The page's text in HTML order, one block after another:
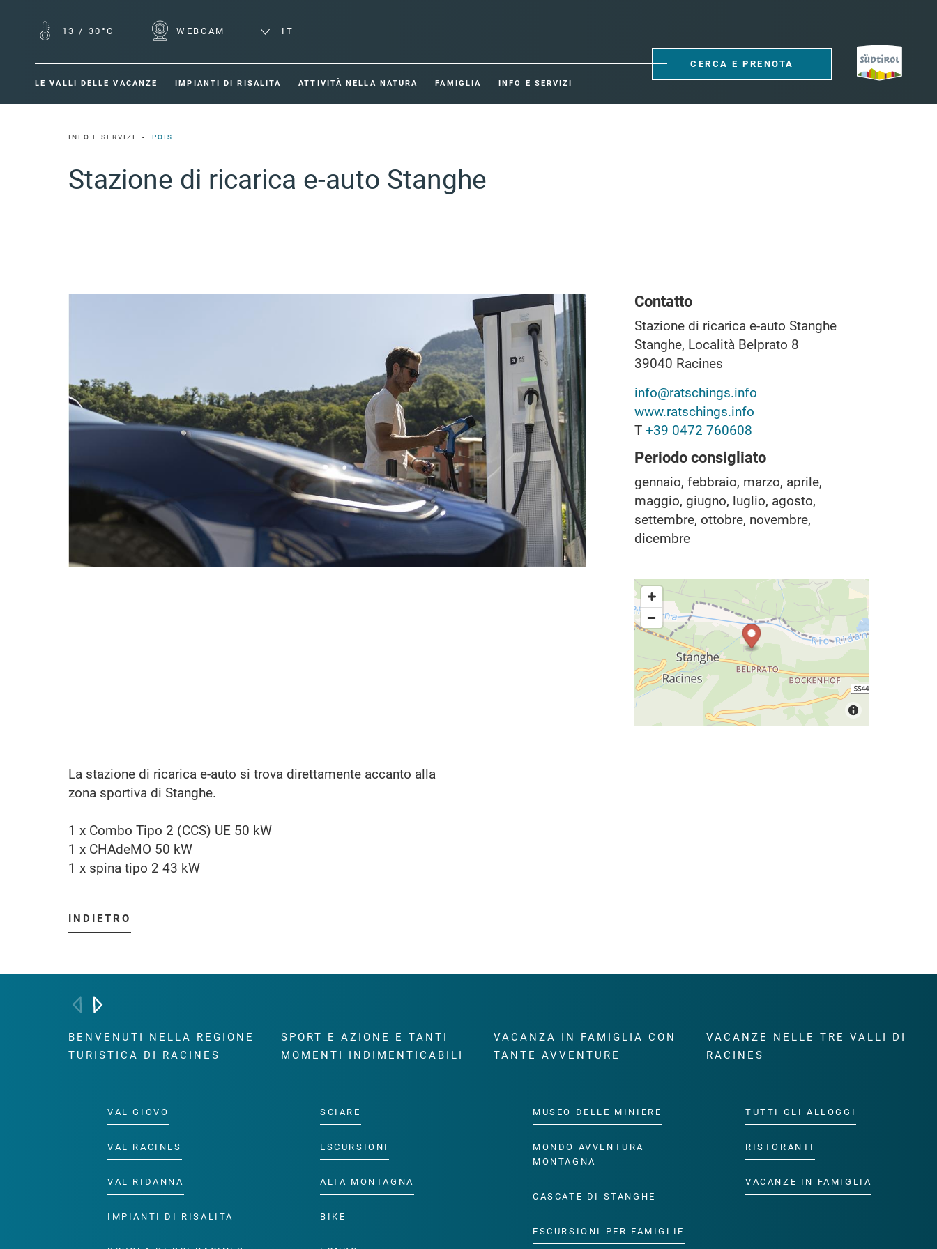
13 / 30°C WEBCAM IT
LE VALLI DELLE VACANZE IMPIANTI DI RISALITA ATTIVITÀ NELLA NATURA FAMIGLIA INFO E SERVIZI
CERCA E PRENOTA
INFO E SERVIZI POIS
Stazione di ricarica e-auto Stanghe
Contatto
Stazione di ricarica e-auto Stanghe
Stanghe, Località Belprato 8
39040 Racines
info@ratschings.info
www.ratschings.info
T +39 0472 760608
Periodo consigliato
gennaio, febbraio, marzo, aprile,
maggio, giugno, luglio, agosto,
settembre, ottobre, novembre,
dicembre
La stazione di ricarica e-auto si trova direttamente accanto alla
zona sportiva di Stanghe.
1 x Combo Tipo 2 (CCS) UE 50 kW
1 x CHAdeMO 50 kW
1 x spina tipo 2 43 kW
INDIETRO
BENVENUTI NELLA REGIONE
TURISTICA DI RACINES
VAL GIOVO
VAL RACINES
VAL RIDANNA
IMPIANTI DI RISALITA
SPORT E AZIONE E TANTI
MOMENTI INDIMENTICABILI
SCIARE
ESCURSIONI
ALTA MONTAGNA
BIKE
VACANZA IN FAMIGLIA CON
TANTE AVVENTURE
MUSEO DELLE MINIERE
MONDO AVVENTURA
MONTAGNA
CASCATE DI STANGHE
ESCURSIONI PER FAMIGLIE
VACANZE NELLE TRE VALLI DI
RACINES
TUTTI GLI ALLOGGI
RISTORANTI
VACANZE IN FAMIGLIA